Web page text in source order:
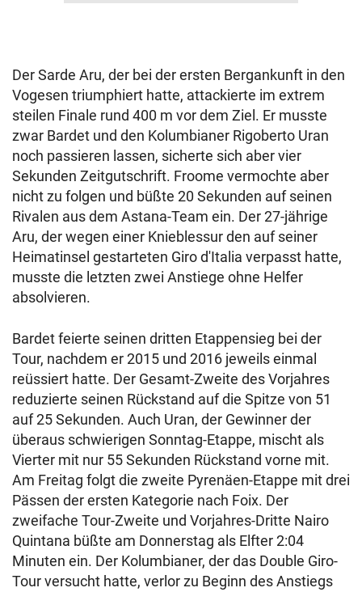
Der Sarde Aru, der bei der ersten Bergankunft in den
Vogesen triumphiert hatte, attackierte im extrem
steilen Finale rund 400 m vor dem Ziel. Er musste
zwar Bardet und den Kolumbianer Rigoberto Uran
noch passieren lassen, sicherte sich aber vier
Sekunden Zeitgutschrift. Froome vermochte aber
nicht zu folgen und büßte 20 Sekunden auf seinen
Rivalen aus dem Astana-Team ein. Der 27-jährige
Aru, der wegen einer Knieblessur den auf seiner
Heimatinsel gestarteten Giro d'Italia verpasst hatte,
musste die letzten zwei Anstiege ohne Helfer
absolvieren.
Bardet feierte seinen dritten Etappensieg bei der
Tour, nachdem er 2015 und 2016 jeweils einmal
reüssiert hatte. Der Gesamt-Zweite des Vorjahres
reduzierte seinen Rückstand auf die Spitze von 51
auf 25 Sekunden. Auch Uran, der Gewinner der
überaus schwierigen Sonntag-Etappe, mischt als
Vierter mit nur 55 Sekunden Rückstand vorne mit.
Am Freitag folgt die zweite Pyrenäen-Etappe mit drei
Pässen der ersten Kategorie nach Foix. Der
zweifache Tour-Zweite und Vorjahres-Dritte Nairo
Quintana büßte am Donnerstag als Elfter 2:04
Minuten ein. Der Kolumbianer, der das Double Giro-
Tour versucht hatte, verlor zu Beginn des Anstiegs